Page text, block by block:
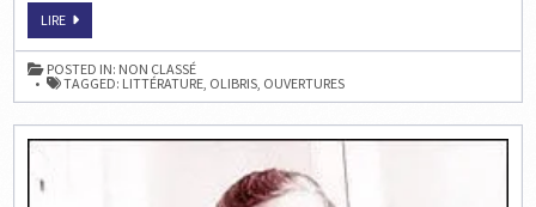
LIREECHECS
LIVRES
:
L’ALEKHINE
EXPLIQUÉE
POSTED IN: NON CLASSÉ
TAGGED: LITTÉRATURE, OLIBRIS, OUVERTURES